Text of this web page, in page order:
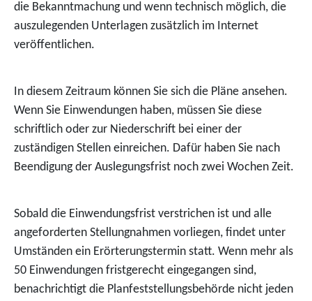
die Bekanntmachung und wenn technisch möglich, die
auszulegenden Unterlagen zusätzlich im Internet
veröffentlichen.
In diesem Zeitraum können Sie sich die Pläne ansehen.
Wenn Sie Einwendungen haben, müssen Sie diese
schriftlich oder zur Niederschrift bei einer der
zuständigen Stellen einreichen. Dafür haben Sie nach
Beendigung der Auslegungsfrist noch zwei Wochen Zeit.
Sobald die Einwendungsfrist verstrichen ist und alle
angeforderten Stellungnahmen vorliegen, findet unter
Umständen ein Erörterungstermin statt. Wenn mehr als
50 Einwendungen fristgerecht eingegangen sind,
benachrichtigt die Planfeststellungsbehörde nicht jeden